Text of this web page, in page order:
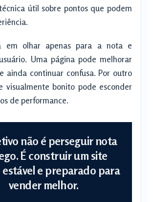
útil sobre pontos que podem
em olhar apenas para a nota e
Uma página pode melhorar
ainda continuar confusa. Por outro
visualmente bonito pode esconder
de performance.
não é perseguir nota
É construir um site
e preparado para
vender melhor.